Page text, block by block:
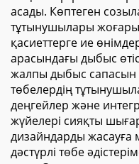
асады. Көптеген
тұтынушылары жоғары
қасиеттерге ие
арасындағы дыбыс
жалпы дыбыс сапасын
төбелердің
деңгейлер және
жүйелері сияқты
дизайндарды жасауға
дәстүрлі төбе